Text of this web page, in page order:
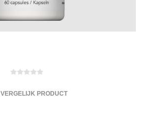
VERGELIJK PRODUCT